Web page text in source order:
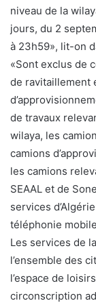
niveau de la
jours, du 2
à 23h59», lit-on
«Sont exclus de
de ravitaillement
de travaux
wilaya, les
camions
les camions
SEAAL et de
services
téléphonie
Les services de
l’ensemble des
l’espace de
circonscription